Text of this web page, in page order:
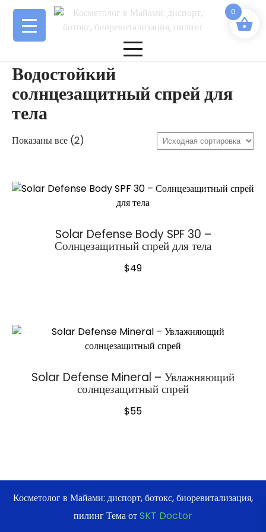
Перейти
содержимому
Водостойкий
солнцезащитный спрей для
тела
Показаны все (2)
Solar Defense Body SPF 30 –
Солнцезащитный спрей для тела
$49
Solar Defense Mineral – Увлажняющий
солнцезащитный спрей
$55
Косметолог в Майами: диспорт, ботокс, биоревитализация,
пилинг Тема отSKT Doctor
0